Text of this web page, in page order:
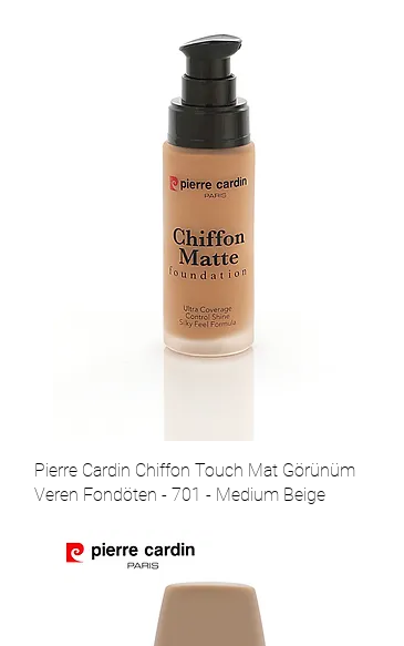
Pierre Cardin Chiffon Touch Mat Görünüm
Veren Fondöten - 701 - Medium Beige